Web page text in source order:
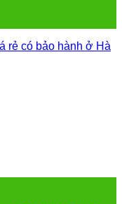
rẻ có bảo hành ở Hà